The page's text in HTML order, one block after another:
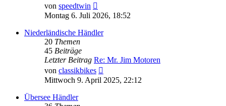
von speedtwin
Beitrag
Montag 6. Juli 2026, 18:52
Niederländische Händler
20 Themen
45 Beiträge
Letzter Beitrag Re: Mr. Jim Motoren
von classikbikes
Beitrag
Mittwoch 9. April 2025, 22:12
Übersee Händler